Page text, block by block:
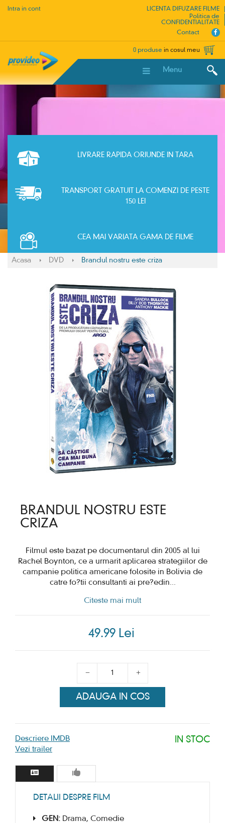
Intra in cont
LICENTA DIFUZARE FILME
Politica de
CONFIDENTIALITATE
Contact
0 produse in cosul meu
Menu
LIVRARE RAPIDA ORIUNDE IN TARA
TRANSPORT GRATUIT LA COMENZI DE PESTE
150 LEI
CEA MAI VARIATA GAMA DE FILME
Acasa DVD Brandul nostru este criza
BRANDUL NOSTRU ESTE
CRIZA
Filmul este bazat pe documentarul din 2005 al lui
Rachel Boynton, ce a urmarit aplicarea strategiilor de
campanie politica americane folosite in Bolivia de
catre fo?tii consultanti ai pre?edin...
Citeste mai mult
49.99 Lei
ADAUGA IN COS
Descriere IMDB
Vezi trailer
IN STOC
DETALII DESPRE FILM
GEN: Drama, Comedie